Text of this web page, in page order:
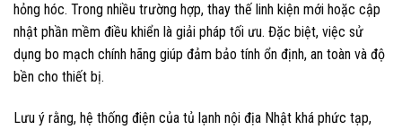
hỏng hóc. Trong nhiều trường hợp, thay thế linh kiện mới hoặc cập
nhật phần mềm điều khiển là giải pháp tối ưu. Đặc biệt, việc sử
dụng bo mạch chính hãng giúp đảm bảo tính ổn định, an toàn và độ
bền cho thiết bị.
Lưu ý rằng, hệ thống điện của tủ lạnh nội địa Nhật khá phức tạp,